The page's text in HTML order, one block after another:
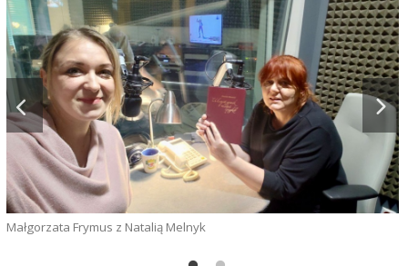
Małgorzata Frymus z Natalią Melnyk